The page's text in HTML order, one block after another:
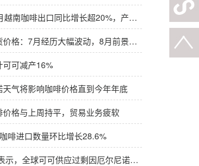
1月至7月越南咖啡出口同比增长超20%，产量也将是过去四年来最高
咖啡期货价格：7月经历大幅波动，8月前景依旧不明朗
可可减产16%
天气将影响咖啡价格直到今年年底
价格与上周持平，贸易业务疲软
啡进口数量环比增长28.6%
StoneX表示，全球可可供应过剩因厄尔尼诺而萎缩